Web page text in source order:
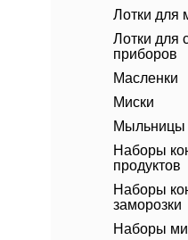
Лотки для
Лотки для
приборов
Масленки
Миски
Мыльницы
Наборы
продуктов
Наборы
заморозки
Наборы